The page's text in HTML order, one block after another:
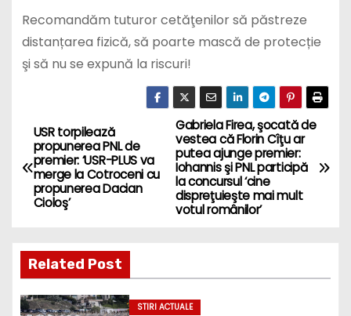
Recomandăm tuturor cetăţenilor să păstreze
distanțarea fizică, să poarte mască de protecție
şi să nu se expună la riscuri!
P
o
s
n
a
Gabriela Firea, şocată de
vestea că Florin Cîţu ar
putea ajunge premier:
Iohannis şi PNL participă
la concursul ‘cine
dispreţuieşte mai mult
votul românilor’
USR torpilează
propunerea PNL de
premier: ‘USR-PLUS va
merge la Cotroceni cu
propunerea Dacian
Cioloş’
Related Post
STIRI ACTUALE